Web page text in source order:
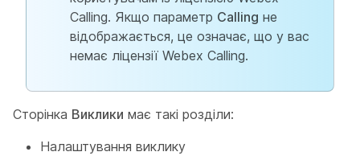
Calling. Якщо параметр Calling не
відображається, це означає, що у вас
немає ліцензії Webex Calling.
Сторінка Виклики має такі розділи:
Налаштування виклику